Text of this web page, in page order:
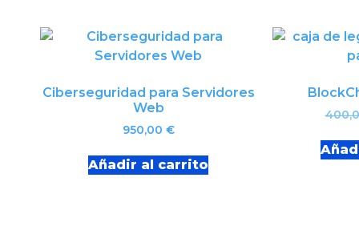
Ciberseguridad para Servidores
Web
950,00 €
Añadir al carrito